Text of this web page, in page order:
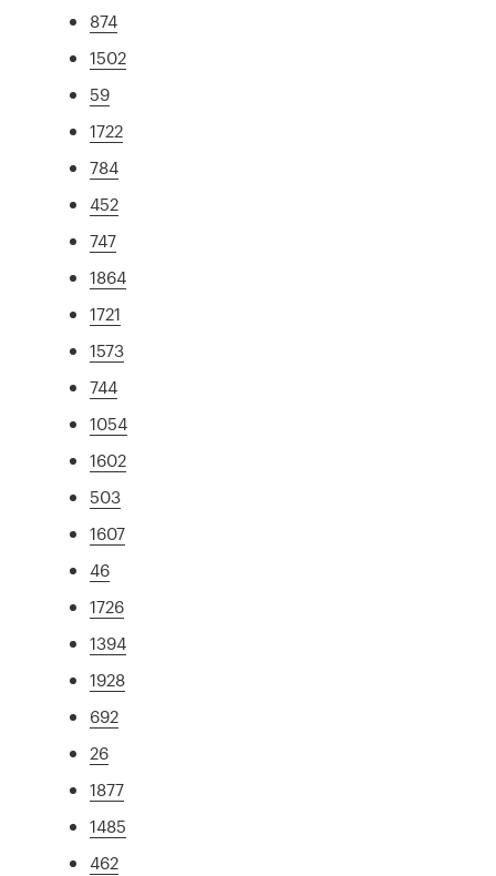
874
1502
59
1722
784
452
747
1864
1721
1573
744
1054
1602
503
1607
46
1726
1394
1928
692
26
1877
1485
462